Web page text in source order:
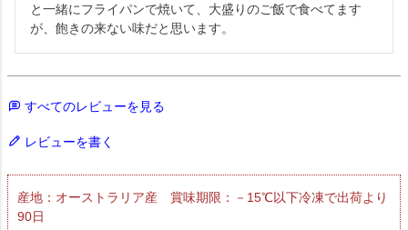
と一緒にフライパンで焼いて、大盛りのご飯で食べてます
が、飽きの来ない味だと思います。
すべてのレビューを見る
レビューを書く
産地：オーストラリア産 賞味期限：－15℃以下冷凍で出荷より
90日